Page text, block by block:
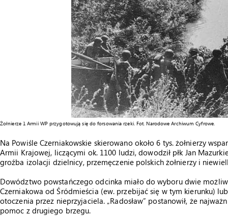
Żołnierze 1 Armii WP przygotowują się do forsowania rzeki. Fot. Narodowe Archiwum Cyfrowe.
Na Powiśle Czerniakowskie skierowano około 6 tys. żołnierzy
Armii Krajowej, liczącymi ok. 1100 ludzi, dowodził płk Jan
groźba izolacji dzielnicy, przemęczenie polskich żołnierzy i
Dowództwo powstańczego odcinka miało do wyboru dwie
Czerniakowa od Śródmieścia (ew. przebijać się w tym kierunku)
otoczenia przez nieprzyjaciela. „Radosław” postanowił, że
pomoc z drugiego brzegu.